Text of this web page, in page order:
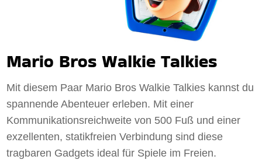
Mario Bros Walkie Talkies
Mit diesem Paar Mario Bros Walkie Talkies kannst du
spannende Abenteuer erleben. Mit einer
Kommunikationsreichweite von 500 Fuß und einer
exzellenten, statikfreien Verbindung sind diese
tragbaren Gadgets ideal für Spiele im Freien.